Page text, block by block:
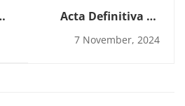
Acta Definitiva de
Certificado de
7 November, 2024